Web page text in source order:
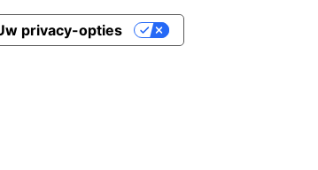
privacy-opties